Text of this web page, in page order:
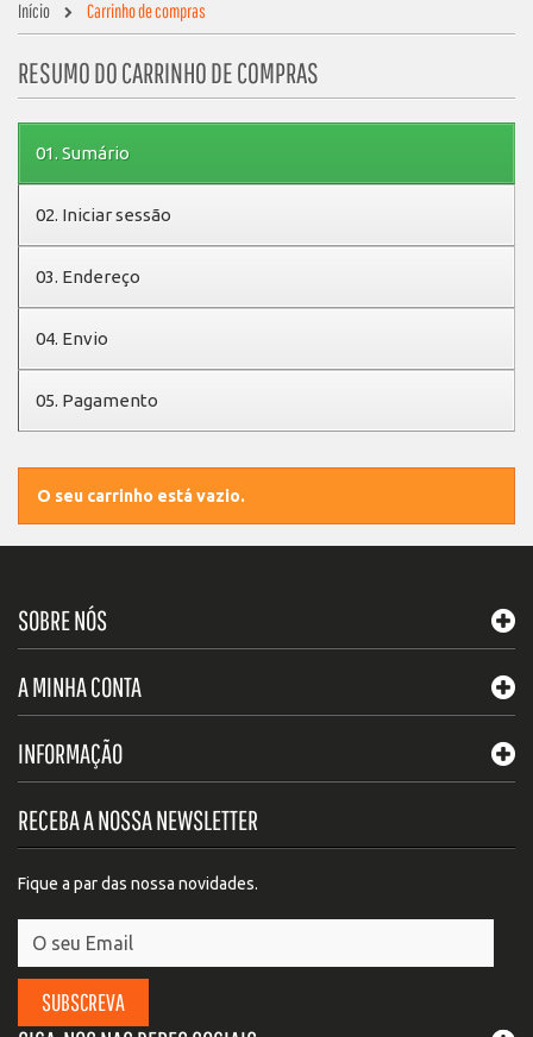
Início Carrinho de compras
RESUMO DO CARRINHO DE COMPRAS
01. Sumário
02. Iniciar sessão
03. Endereço
04. Envio
05. Pagamento
O seu carrinho está vazio.
SOBRE NÓS
A MINHA CONTA
INFORMAÇÃO
RECEBA A NOSSA NEWSLETTER
Fique a par das nossa novidades.
SUBSCREVA